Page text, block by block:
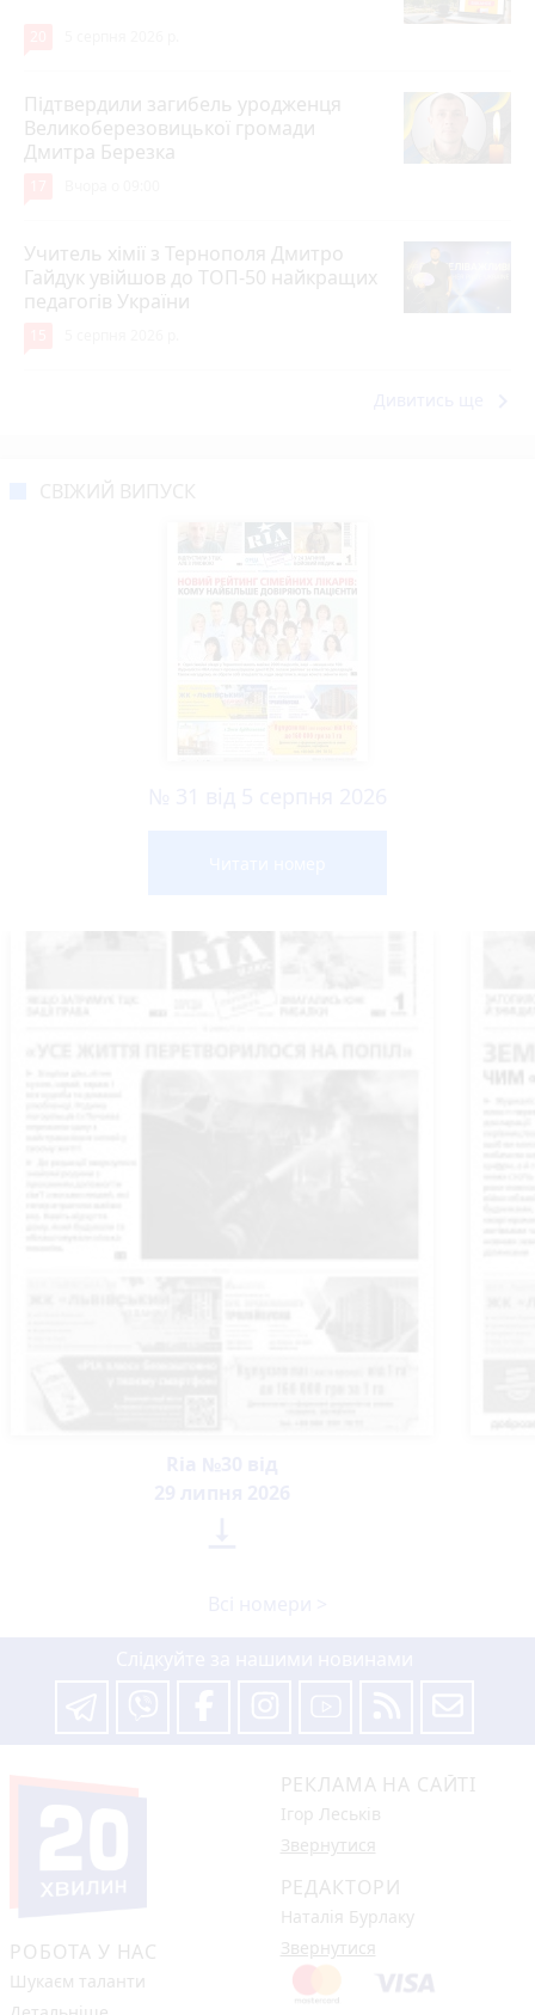
Підтвердили загибель уродженця
Великоберезовицької громади
Дмитра Березка
Учитель хімії з Тернополя Дмитро
Гайдук увійшов до ТОП-50 найкращих
педагогів України
РОБОТА У НАС
Шукаєм таланти
РЕКЛАМА НА САЙТІ
Ігор Леськів
Звернутися
РЕДАКТОРИ
Наталія Бурлаку
Звернутися